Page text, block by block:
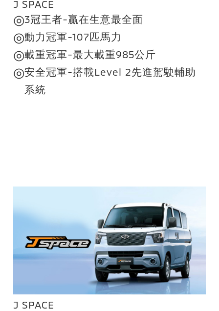
J SPACE
◎3冠王者-贏在生意最全面
◎動力冠軍-107匹馬力
◎載重冠軍-最大載重985公斤
◎安全冠軍-搭載Level 2先進駕駛輔助
系統
J SPACE